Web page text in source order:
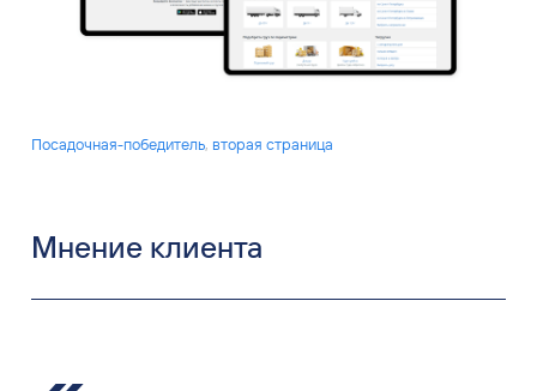
Посадочная-победитель, вторая страница
Мнение клиента